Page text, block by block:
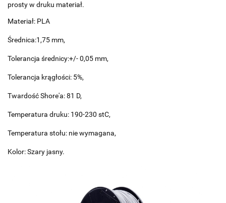
prosty w druku materiał.
Materiał: PLA
Średnica:1,75 mm,
Tolerancja średnicy:+/- 0,05 mm,
Tolerancja krągłości: 5%,
Twardość Shore'a: 81 D,
Temperatura druku: 190-230 stC,
Temperatura stołu: nie wymagana,
Kolor: Szary jasny.